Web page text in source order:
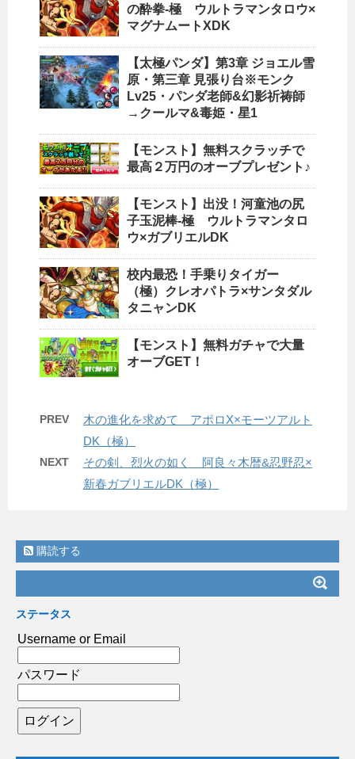
の酔拳-極 ウルトラマンタロウ×
マグナムートXDK
【太極パンダ】第3章 ジョエル雪
原・第三章 見張り台※モンク
Lv25・パンダ老師&幻影祈祷師
→クールマ&毒姫・星1
【モンスト】無料スクラッチで
最高２万円のオーブプレゼント♪
【モンスト】出没！河童池の尻
子玉泥棒-極 ウルトラマンタロ
ウ×ガブリエルDK
校内最恐！手乗りタイガー
（極）クレオパトラ×サンタダル
タニャンDK
【モンスト】無料ガチャで大量
オーブGET！
PREV
木の進化を求めて アポロX×モーツアルト
DK（極）
NEXT
その剣、烈火の如く 阿良々木暦&忍野忍×
新春ガブリエルDK（極）
購読する
ステータス
Username or Email
パスワード